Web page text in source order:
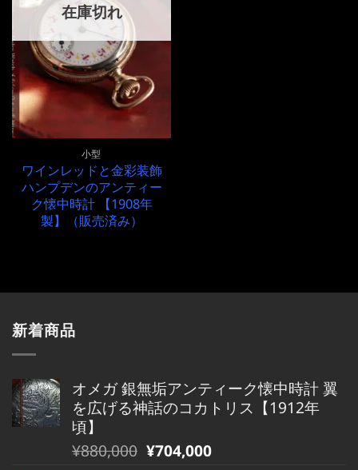
在庫切れ
小型
ワインレッドと金彩装飾
ハンプデンのアンティー
ク懐中時計 【1908年
製】（販売済み）
新着商品
オメガ 銀無垢アンティーク懐中時計 翼
を広げる神話のコカトリス【1912年
頃】
元
¥880,000 現
¥704,000